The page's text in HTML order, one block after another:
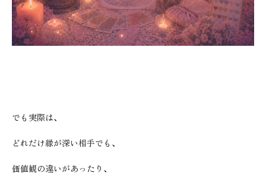
でも実際は、
どれだけ縁が深い相手でも、
価値観の違いがあったり、